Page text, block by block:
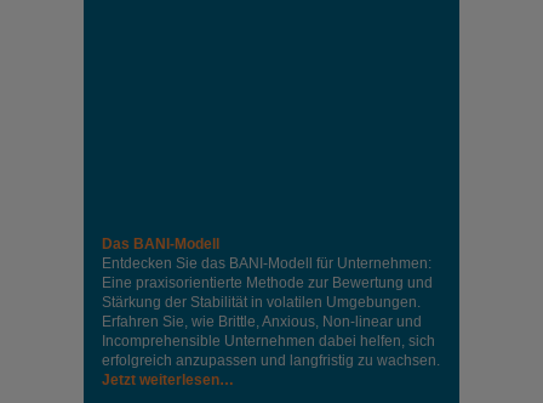
Das BANI-Modell
Entdecken Sie das BANI-Modell für Unternehmen:
Eine praxisorientierte Methode zur Bewertung und
Stärkung der Stabilität in volatilen Umgebungen.
Erfahren Sie, wie Brittle, Anxious, Non-linear und
Incomprehensible Unternehmen dabei helfen, sich
erfolgreich anzupassen und langfristig zu wachsen.
Jetzt weiterlesen…